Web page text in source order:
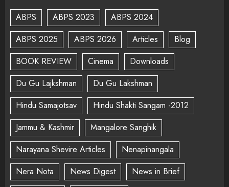
ABPS ABPS 2023
ABPS 2024
ABPS 2025
ABPS 2026 Articles
Blog
BOOK REVIEW
Cinema
Downloads
Du Gu Lajkshman
Du Gu Lakshman
Hindu Samajotsav
Hindu Shakti Sangam -2012
Jammu & Kashmir
Mangalore Sanghik
Narayana Shevire Articles
Nenapinangala
Nera Nota
News Digest
News in Brief